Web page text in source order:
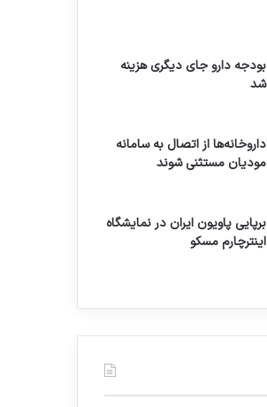
بودجه دارو جای دیگری هزینه
شد
داروخانه‌ها از اتصال به سامانه
مودیان مستثنی شوند
برپایی پاویون ایران در نمایشگاه
اینترچارم مسکو